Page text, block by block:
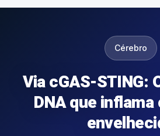
Cérebro
Via cGAS-STING:
DNA que